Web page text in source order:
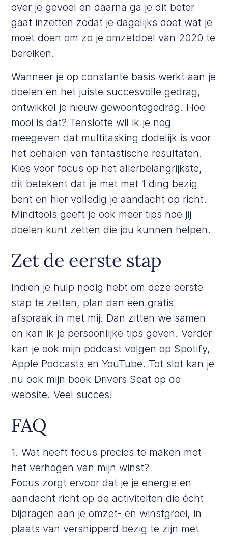
over je gevoel en daarna ga je dit beter
gaat inzetten zodat je dagelijks doet wat je
moet doen om zo je omzetdoel van 2020 te
bereiken.
Wanneer je op constante basis werkt aan je
doelen en het juiste succesvolle gedrag,
ontwikkel je nieuw gewoontegedrag. Hoe
mooi is dat? Tenslotte wil ik je nog
meegeven dat multitasking dodelijk is voor
het behalen van fantastische resultaten.
Kies voor focus op het allerbelangrijkste,
dit betekent dat je met met 1 ding bezig
bent en hier volledig je aandacht op richt.
Mindtoolsgeeft je ook meer tips hoe jij
doelen kunt zetten die jou kunnen helpen.
Zet de eerste stap
Indien je hulp nodig hebt om deze eerste
stap te zetten, plan dan eengratis
afspraak in met mij. Dan zitten we samen
en kan ik je persoonlijke tips geven. Verder
kan je ook mijn podcast volgen op Spotify,
Apple Podcasts enYouTube. Tot slot kan je
nu ook mijn boek Drivers Seat op de
website. Veel succes!
​​FAQ
1. Wat heeft focus precies te maken met
het verhogen van mijn winst?
Focus zorgt ervoor dat je je energie en
aandacht richt op de activiteiten die écht
bijdragen aan je omzet- en winstgroei, in
plaats van versnipperd bezig te zijn met